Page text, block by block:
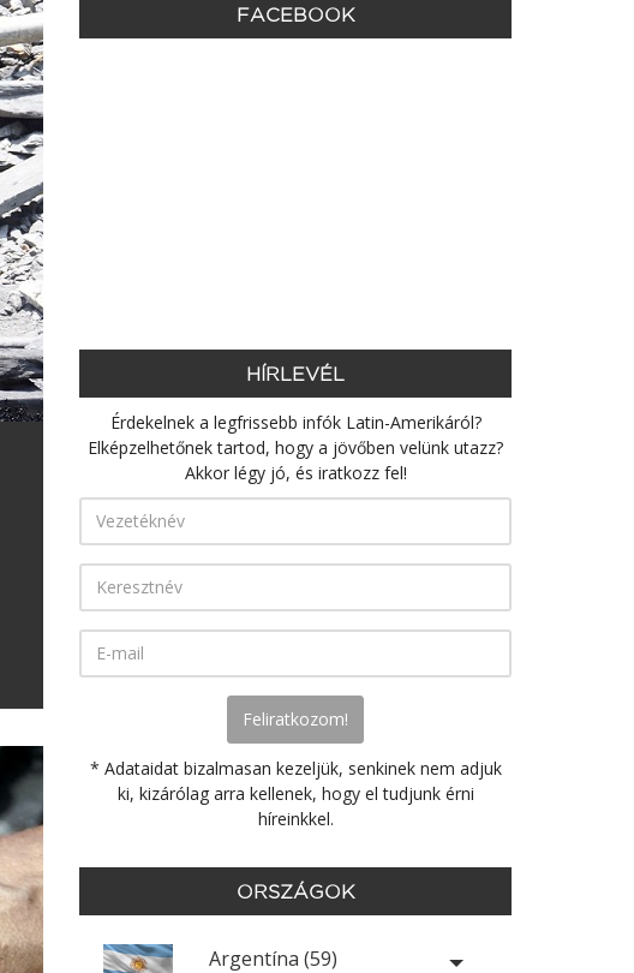
FACEBOOK
HÍRLEVÉL
Érdekelnek a legfrissebb infók Latin-Amerikáról?
Elképzelhetőnek tartod, hogy a jövőben velünk utazz?
Akkor légy jó, és iratkozz fel!
* Adataidat bizalmasan kezeljük, senkinek nem adjuk
ki, kizárólag arra kellenek, hogy el tudjunk érni
híreinkkel.
ORSZÁGOK
Argentína (59)